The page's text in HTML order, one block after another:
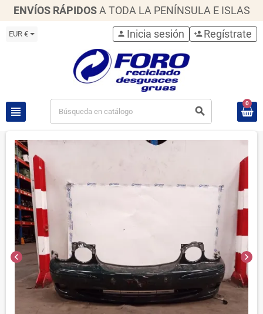
ENVÍOS RÁPIDOS A TODA LA PENÍNSULA E ISLAS
EUR €
view_headline search
person Inicia sesión person_add Regístrate
0
chevron_left chevron_right